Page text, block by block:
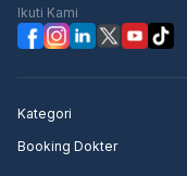
Ikuti Kami
Kategori
Booking Dokter